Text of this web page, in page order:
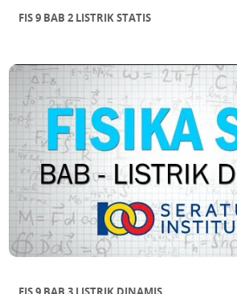
FIS 9 BAB 2 LISTRIK STATIS